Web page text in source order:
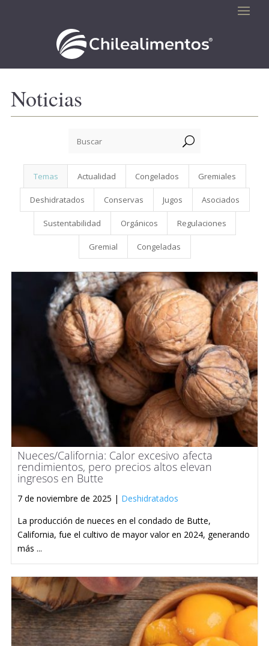
Noticias
U
Temas Actualidad Congelados Gremiales
Deshidratados Conservas Jugos Asociados
Sustentabilidad Orgánicos Regulaciones
Gremial Congeladas
Nueces/California: Calor excesivo afecta
rendimientos, pero precios altos elevan
ingresos en Butte
7 de noviembre de 2025 | Deshidratados
La producción de nueces en el condado de Butte,
California, fue el cultivo de mayor valor en 2024, generando
más ...